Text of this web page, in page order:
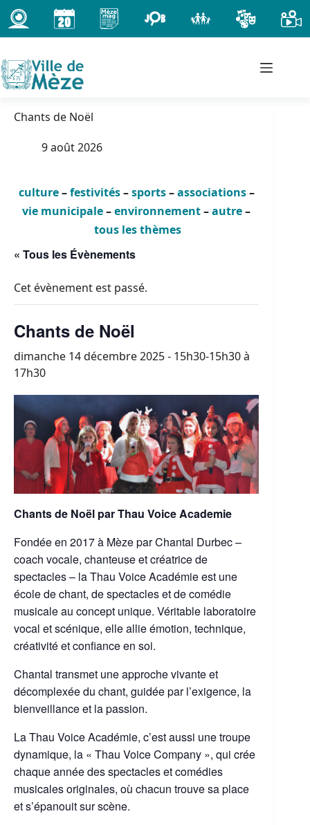
Passer
au
contenu
Chants de Noël
9 août 2026
culture–festivités–sports–associations–
vie municipale–environnement–autre–
tous les thèmes
« Tous les Évènements
Cet évènement est passé.
Chants de Noël
dimanche 14 décembre 2025 - 15h30-15h30à
17h30
Chants de Noël par Thau Voice Academie
Fondée en 2017 à Mèze par Chantal Durbec –
coach vocale, chanteuse et créatrice de
spectacles – la Thau Voice Académie est une
école de chant, de spectacles et de comédie
musicale au concept unique. Véritable laboratoire
vocal et scénique, elle allie émotion, technique,
créativité et confiance en soi.
Chantal transmet une approche vivante et
décomplexée du chant, guidée par l’exigence, la
bienveillance et la passion.
La Thau Voice Académie, c’est aussi une troupe
dynamique, la « Thau Voice Company », qui crée
chaque année des spectacles et comédies
musicales originales, où chacun trouve sa place
et s’épanouit sur scène.